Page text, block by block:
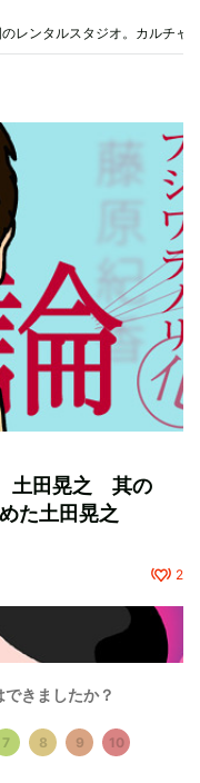
きましたか？
7 8 9 10
レンタルスタジオ。カルチャ
土田晃之 其の
た土田晃之
2